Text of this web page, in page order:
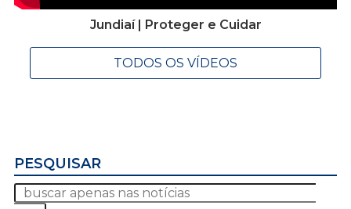
Jundiaí | Proteger e Cuidar
TODOS OS VÍDEOS
PESQUISAR